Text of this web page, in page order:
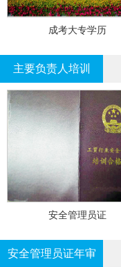
成考大专学历
主要负责人培训
安全管理员证
安全管理员证年审